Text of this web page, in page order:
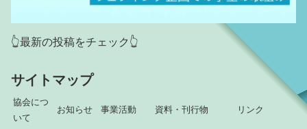
👆最新の投稿をチェック👆
サイトマップ
協会につ
いて
お知らせ 事業活動 資料・刊行物 リンク